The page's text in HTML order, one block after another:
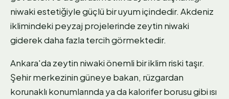
niwaki estetiğiyle güçlü bir uyum içindedir. Akdeniz
iklimindeki peyzaj projelerinde zeytin niwaki
giderek daha fazla tercih görmektedir.
Ankara'da zeytin niwaki önemli bir iklim riski taşır.
Şehir merkezinin güneye bakan, rüzgardan
korunaklı konumlarında ya da kalorifer borusu gibi ısı